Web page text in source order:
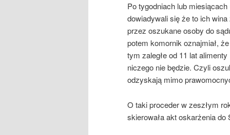
Po tygodniach lub
dowiadywali się że to ich
przez oszukane osoby do
potem komornik oznajmiał,
tym zaległe od 11 lat
niczego nie będzie. Czyli
odzyskają mimo
O taki proceder w zeszłym
skierowała akt oskarżenia do